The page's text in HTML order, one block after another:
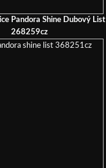
Pandora Shine Dubový List
268259cz